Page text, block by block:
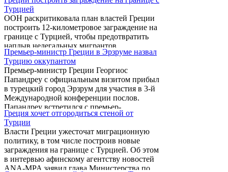
правительства Христос Папуцис. Отметим,
что Греция сильнее других стран Евросоюза
страдает от наплыва нелегальных беженцев.
Турцией
ООН раскритиковала план властей Греции
построить 12-километровое заграждение на
границе с Турцией, чтобы предотвратить
наплыв нелегальных мигрантов.
«Строительство заграждений редко решает
проблемы миграции, в том числе в
отношении людей, которые ищут защиты», -
заявила представитель ООН Мелисса
Флеминг.
Премьер-министр Греции в Эрзруме назвал
Турцию оккупантом
Премьер-министр Греции Георгиос
Папандреу с официальным визитом прибыл
в турецкий город Эрзрум для участия в 3-й
Международной конференции послов.
Папандреу встретился с премьер-
министром Турции Реджепом Тайипом
Эрдоганом. Вечером, во время выступления
на конференции премьер-министр Греции
подверг Турцию жесткой критике и назвал
страну "оккупантом".
Греция хочет отгородиться стеной от
Турции
Власти Греции ужесточат миграционную
политику, в том числе построив новые
заграждения на границе с Турцией. Об этом
в интервью афинскому агентству новостей
ANA-MPA заявил глава Министерства по